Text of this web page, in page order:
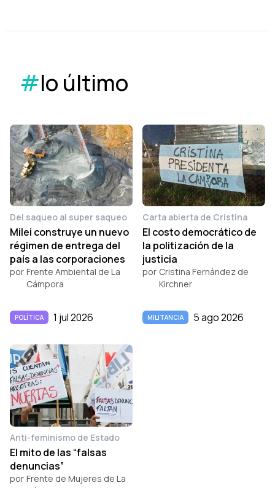
#lo último
Del saqueo al super saqueo
Milei construye un nuevo
régimen de entrega del
país a las corporaciones
por Frente Ambiental de La
Cámpora
POLÍTICA 1 jul 2026
Carta abierta de Cristina
El costo democrático de
la politización de la
justicia
por Cristina Fernández de
Kirchner
MILITANCIA 5 ago 2026
Anti-feminismo de Estado
El mito de las “falsas
denuncias”
por Frente de Mujeres de La